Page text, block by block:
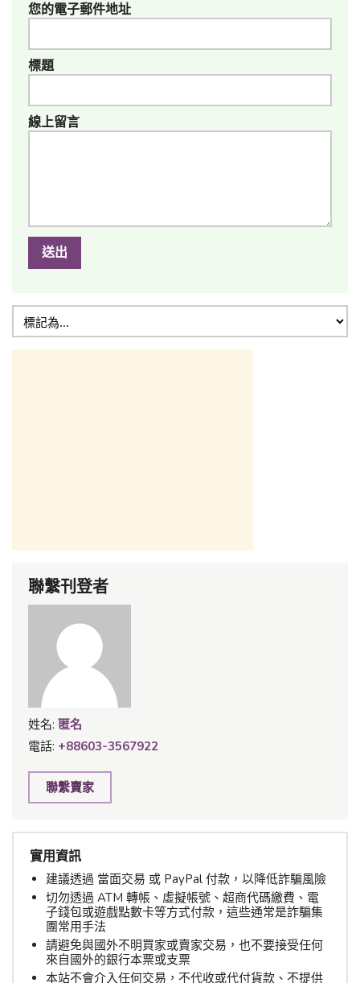
您的電子郵件地址
標題
線上留言
送出
聯繫刊登者
姓名: 匿名
電話: +88603-3567922
聯繫賣家
實用資訊
建議透過 當面交易 或 PayPal 付款，以降低詐騙風險
切勿透過 ATM 轉帳、虛擬帳號、超商代碼繳費、電
子錢包或遊戲點數卡等方式付款，這些通常是詐騙集
團常用手法
請避免與國外不明買家或賣家交易，也不要接受任何
來自國外的銀行本票或支票
本站不會介入任何交易，不代收或代付貨款、不提供